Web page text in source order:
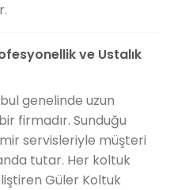
ve Ustalık
genelinde uzun
firmadır. Sunduğu
servisleriyle müşteri
tutar. Her koltuk
Güler Koltuk